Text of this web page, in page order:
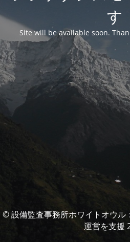
す
Site will be available soon.
© 設備監査事務所ホワイトオウル
運営を支援